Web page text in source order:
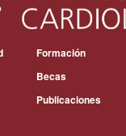
Formación
Becas
Publicaciones